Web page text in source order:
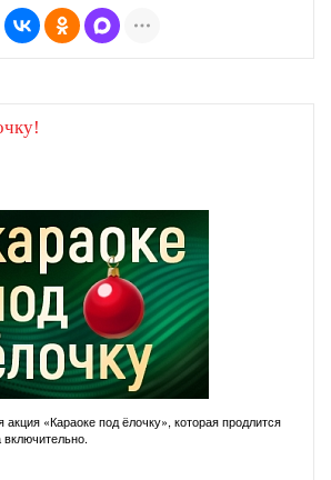
акция «Караоке под ёлочку», которая продлится
включительно.